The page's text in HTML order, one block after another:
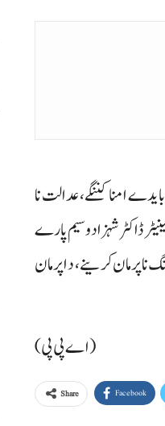
امنا کننگے، عدالت نا
ڈاکٹر شہزاد وسیم پارے
نا پرمان کرینے، د اپرمان
(اے پی پی)
Share Facebook